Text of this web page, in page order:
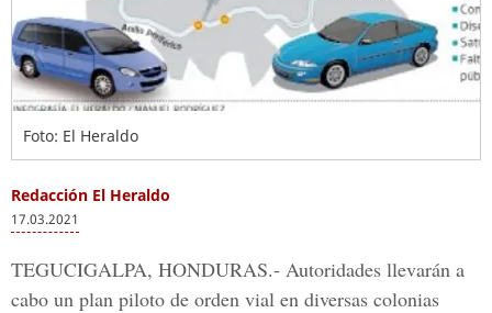
Foto: El Heraldo
Redacción El Heraldo
17.03.2021
TEGUCIGALPA, HONDURAS.- Autoridades llevarán a
cabo un plan piloto de orden vial en diversas colonias